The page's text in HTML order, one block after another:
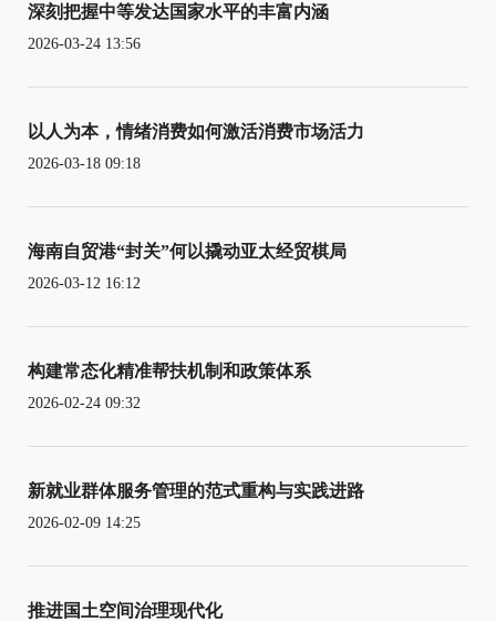
深刻把握中等发达国家水平的丰富内涵
2026-03-24 13:56
以人为本，情绪消费如何激活消费市场活力
2026-03-18 09:18
海南自贸港“封关”何以撬动亚太经贸棋局
2026-03-12 16:12
构建常态化精准帮扶机制和政策体系
2026-02-24 09:32
新就业群体服务管理的范式重构与实践进路
2026-02-09 14:25
推进国土空间治理现代化